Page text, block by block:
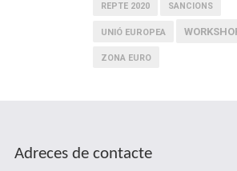
REPTE 2020 SANCIONS
UNIÓ EUROPEA
ZONA EURO
Adreces de contacte